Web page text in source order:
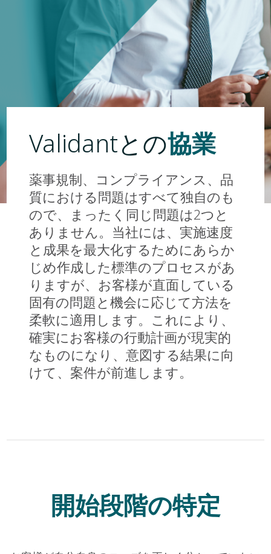
Validantとの協業
薬事規制、コンプライアンス、品
質における問題はすべて独自のも
ので、まったく同じ問題は2つと
ありません。当社には、実施速度
と成果を最大化するためにあらか
じめ作成した標準のプロセスがあ
りますが、お客様が直面している
固有の問題と機会に応じて方法を
柔軟に適用します。これにより、
確実にお客様の行動計画が現実的
なものになり、意図する結果に向
けて、案件が前進します。
開始段階の特定